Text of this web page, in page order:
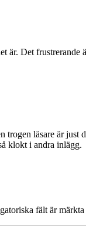
är. Det
trogen läsare är just
klokt i andra inlägg.
fält är märkta